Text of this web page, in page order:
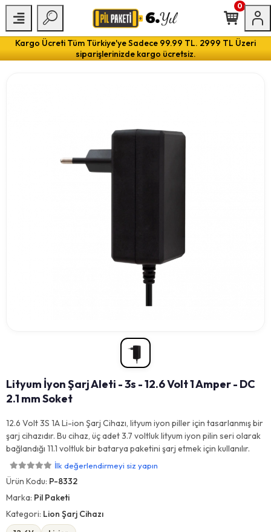
Kargo Ücreti Tüm Türkiye'ye Sadece 99.99 TL. 2999 TL Üzeri
siparişlerinizde kargo ücretsiz.
0
Lityum İyon Şarj Aleti - 3s - 12.6 Volt 1 Amper - DC
2.1 mm Soket
12.6 Volt 3S 1A Li-ion Şarj Cihazı, lityum iyon piller için tasarlanmış bir
şarj cihazıdır. Bu cihaz, üç adet 3.7 voltluk lityum iyon pilin seri olarak
bağlandığı 11.1 voltluk bir batarya paketini şarj etmek için kullanılır.
İlk değerlendirmeyi siz yapın
Ürün Kodu: P-8332
Marka: Pil Paketi
Kategori: Lion Şarj Cihazı